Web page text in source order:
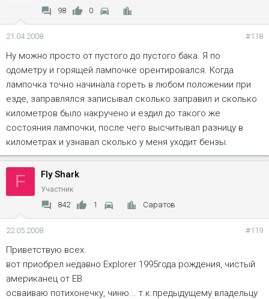
98 0
21.04.2008 #118
Ну можно просто от пустого до пустого бака. Я по
одометру и горящей лампочке орентировался. Когда
лампочка точно начинала гореть в любом положении при
езде, заправлялся записывал сколько заправил и сколько
километров было накручено и ездил до такого же
состояния лампочки, после чего высчитывал разницу в
километрах и узнавал сколько у меня уходит бензы.
F Fly Shark
Участник
842 1 Саратов
22.05.2008 #119
Приветствую всех.
вот приобрел недавно Еxplorer 1995года рождения, чистый
американец от EB.
осваиваю потихонечку, чиню... т.к.предыдущему владельцу